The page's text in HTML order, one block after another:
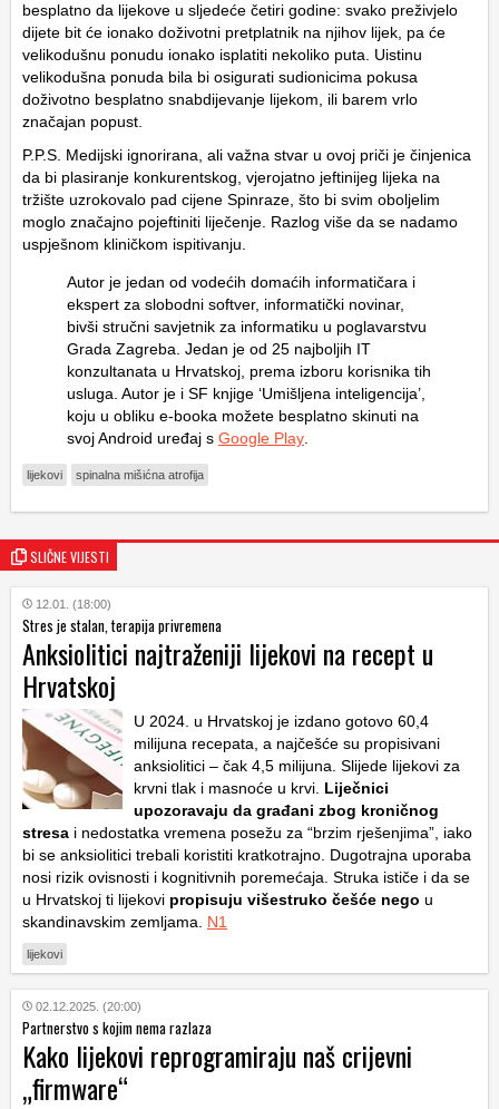
besplatno da lijekove u sljedeće četiri godine: svako preživjelo
dijete bit će ionako doživotni pretplatnik na njihov lijek, pa će
velikodušnu ponudu ionako isplatiti nekoliko puta. Uistinu
velikodušna ponuda bila bi osigurati sudionicima pokusa
doživotno besplatno snabdijevanje lijekom, ili barem vrlo
značajan popust.
P.P.S. Medijski ignorirana, ali važna stvar u ovoj priči je činjenica
da bi plasiranje konkurentskog, vjerojatno jeftinijeg lijeka na
tržište uzrokovalo pad cijene Spinraze, što bi svim oboljelim
moglo značajno pojeftiniti liječenje. Razlog više da se nadamo
uspješnom kliničkom ispitivanju.
Autor je jedan od vodećih domaćih informatičara i
ekspert za slobodni softver, informatički novinar,
bivši stručni savjetnik za informatiku u poglavarstvu
Grada Zagreba. Jedan je od 25 najboljih IT
konzultanata u Hrvatskoj, prema izboru korisnika tih
usluga. Autor je i SF knjige ‘Umišljena inteligencija’,
koju u obliku e-booka možete besplatno skinuti na
svoj Android uređaj s Google Play
lijekovi spinalna mišićna atrofija
SLIČNE VIJESTI
12.01. (18:00)
Stres je stalan, terapija privremena
Anksiolitici najtraženiji lijekovi na recept u
Hrvatskoj
U 2024. u Hrvatskoj je izdano gotovo 60,4
milijuna recepata, a najčešće su propisivani
anksiolitici – čak 4,5 milijuna. Slijede lijekovi za
krvni tlak i masnoće u krvi. Liječnici
upozoravaju da građani zbog kroničnog
stresa i nedostatka vremena posežu za “brzim rješenjima”, iako
bi se anksiolitici trebali koristiti kratkotrajno. Dugotrajna uporaba
nosi rizik ovisnosti i kognitivnih poremećaja. Struka ističe i da se
u Hrvatskoj ti lijekovi propisuju višestruko češće nego u
skandinavskim zemljama. N1
lijekovi
02.12.2025. (20:00)
Partnerstvo s kojim nema razlaza
Kako lijekovi reprogramiraju naš crijevni
„firmware“